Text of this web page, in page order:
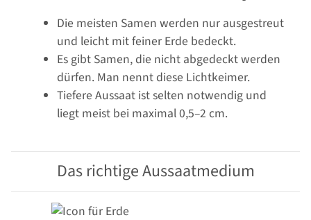
Die meisten Samen werden nur ausgestreut
und leicht mit feiner Erde bedeckt.
Es gibt Samen, die nicht abgedeckt werden
dürfen. Man nennt diese Lichtkeimer.
Tiefere Aussaat ist selten notwendig und
liegt meist bei maximal 0,5–2 cm.
Das richtige Aussaatmedium